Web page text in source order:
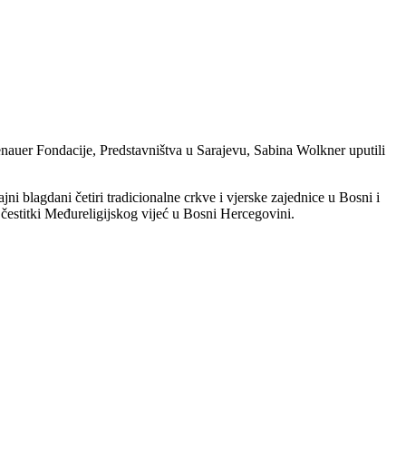
Fondacije, Predstavništva u Sarajevu, Sabina Wolkner uputili
blagdani četiri tradicionalne crkve i vjerske zajednice u Bosni i
Međureligijskog vijeć u Bosni Hercegovini.